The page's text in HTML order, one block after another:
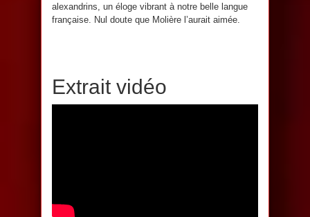
alexandrins, un éloge vibrant à notre belle langue
française. Nul doute que Molière l’aurait aimée.
Extrait vidéo